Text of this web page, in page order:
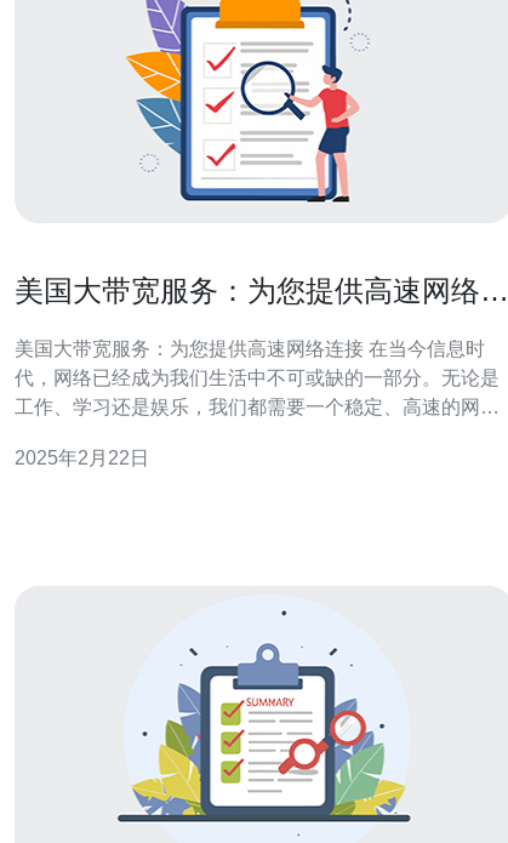
美国大带宽服务：为您提供高速网络连
美国大带宽服务：为您提供高速网络连接 在当今信息时
代，网络已经成为我们生活中不可或缺的一部分。无论是
工作、学习还是娱乐，我们都需要一个稳定、高速的网络
一需求而诞生的。 美国大带宽服务是一家专业提供高速网
2025年2月22日